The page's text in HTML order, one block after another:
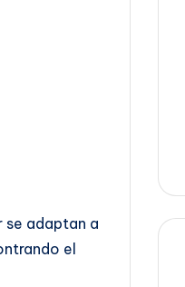
se adaptan a
el